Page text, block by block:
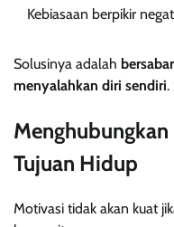
Kebiasaan berpikir
Solusinya adalah
menyalahkan diri sendiri.
Tujuan Hidup
Motivasi tidak akan kuat